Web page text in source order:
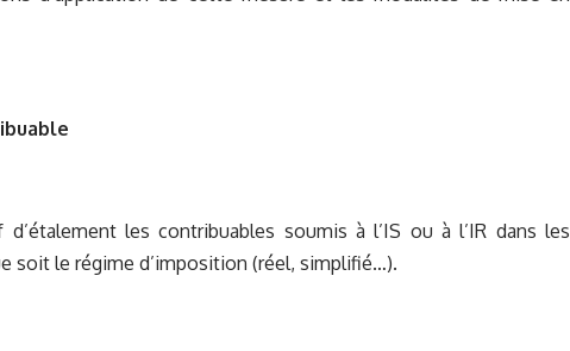
les contribuables soumis à l’IS ou à l’IR dans les
soit le régime d’imposition (réel, simplifié…).